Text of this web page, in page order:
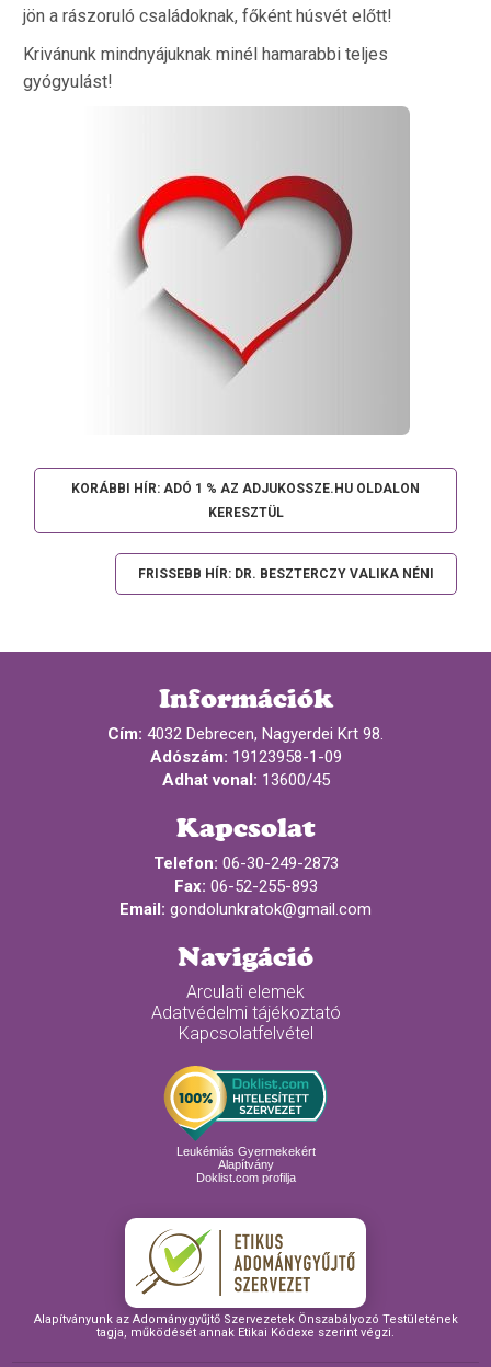
jön a rászoruló családoknak, főként húsvét előtt!
Krivánunk mindnyájuknak minél hamarabbi teljes
gyógyulást!
KORÁBBI HÍR: ADÓ 1 % AZ ADJUKOSSZE.HU OLDALON
KERESZTÜL
FRISSEBB HÍR: DR. BESZTERCZY VALIKA NÉNI
Információk
Cím: 4032 Debrecen, Nagyerdei Krt 98.
Adószám: 19123958-1-09
Adhat vonal: 13600/45
Kapcsolat
Telefon: 06-30-249-2873
Fax: 06-52-255-893
Email: gondolunkratok@gmail.com
Navigáció
Arculati elemek
Adatvédelmi tájékoztató
Kapcsolatfelvétel
Leukémiás Gyermekekért
Alapítvány
Doklist.com profilja
Alapítványunk az Adománygyűjtő Szervezetek Önszabályozó Testületének
tagja, működését annak Etikai Kódexe szerint végzi.